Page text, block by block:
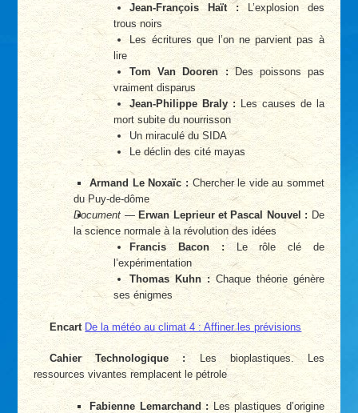
Jean-François Haït :L’explosion des
trous noirs
Les écritures que l’on ne parvient pas à
lire
Tom Van Dooren :Des poissons pas
vraiment disparus
Jean-Philippe Braly : Les causes de la
mort subite du nourrisson
Un miraculé du SIDA
Le déclin des cité mayas
Armand Le Noxaïc :Chercher le vide au sommet
du Puy-de-dôme
Document — Erwan Leprieur et Pascal Nouvel : De
la science normale à la révolution des idées
Francis Bacon :Le rôle clé de
l’expérimentation
Thomas Kuhn : Chaque théorie génère
ses énigmes
Encart De la météo au climat 4 : Affiner les prévisions
Cahier Technologique :Les bioplastiques. Les
ressources vivantes remplacent le pétrole
Fabienne Lemarchand :Les plastiques d’origine